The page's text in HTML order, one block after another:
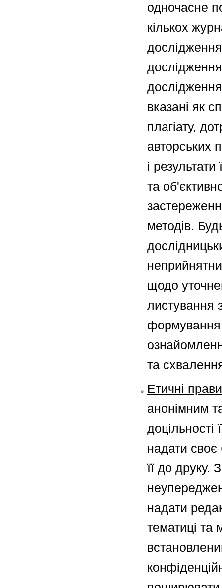
одночасне
кількох
дослідження
вказані як
плагіату,
авторських
і
та
методів.
щодо
листування
формування
та
Етичні
анонімним
доцільності
надати своє
її до друку.
надати
тематиці та